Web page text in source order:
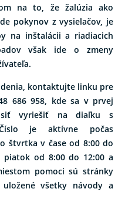
na to, že žalúzia ako
pokynov z vysielačov, je
na inštalácii a riadiacich
však ide o zmeny
kontaktujte linku pre
686 958, kde sa v prvej
vyriešiť na diaľku s
je aktívne počas
štvrtka v čase od 8:00 do
piatok od 8:00 do 12:00 a
pomoci sú stránky
uložené všetky návody a